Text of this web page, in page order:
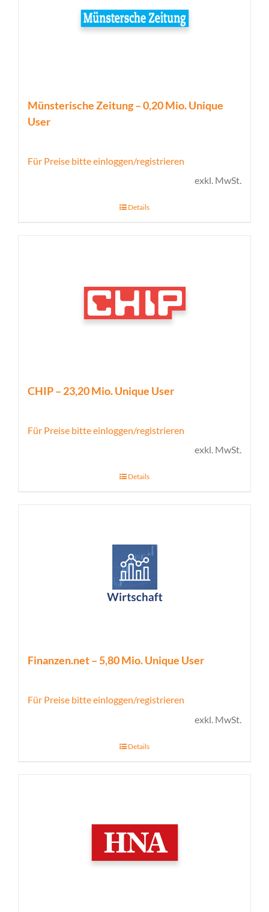
Münsterische Zeitung – 0,20 Mio. Unique
User
Für Preise bitte einloggen/registrieren
exkl. MwSt.
Details
CHIP – 23,20 Mio. Unique User
Für Preise bitte einloggen/registrieren
exkl. MwSt.
Details
Finanzen.net – 5,80 Mio. Unique User
Für Preise bitte einloggen/registrieren
exkl. MwSt.
Details